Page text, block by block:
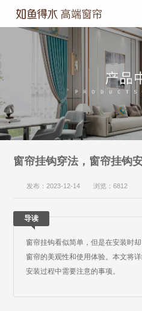
窗帘挂钩穿法，窗帘挂钩
发布：2023-12-14 浏览：6812
导读
窗帘挂钩看似简单，但是在安装时
窗帘的美观性和使用体验。本文将
安装过程中需要注意的事项。